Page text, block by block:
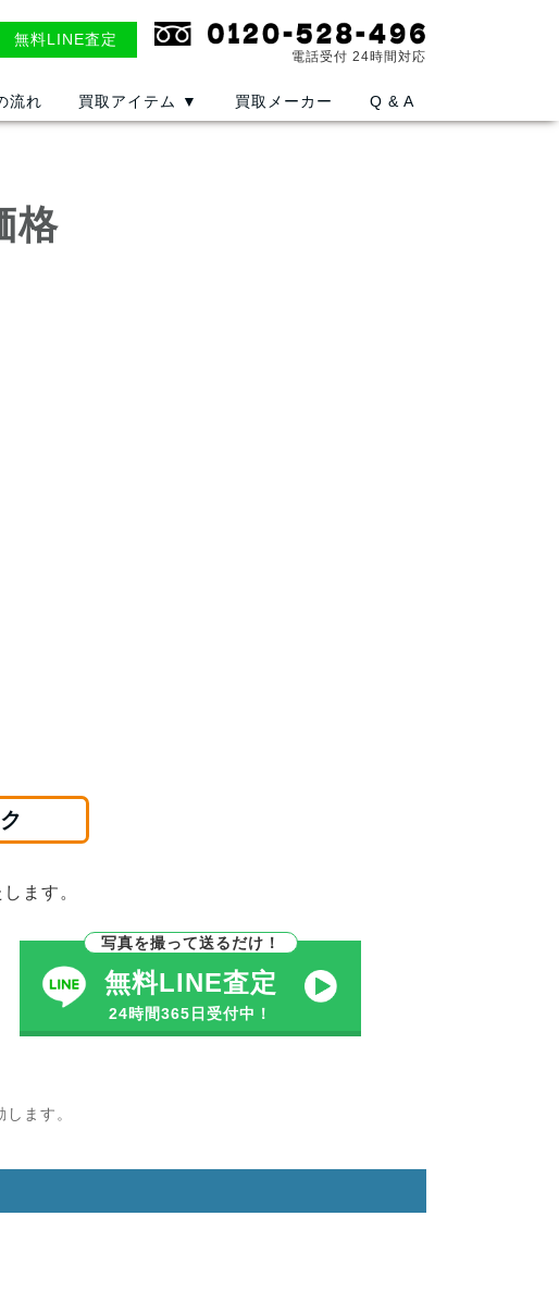
無料LINE査定
電話受付 24時間対応
流れ 買取アイテム ▼ 買取メーカー Q & A
格
ます。
写真を撮って送るだけ！
無料LINE査定
24時間365日受付中！
ます。